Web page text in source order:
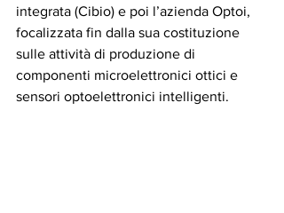
integrata (Cibio) e poi l’azienda Optoi,
focalizzata fin dalla sua costituzione
sulle attività di produzione di
componenti microelettronici ottici e
sensori optoelettronici intelligenti.